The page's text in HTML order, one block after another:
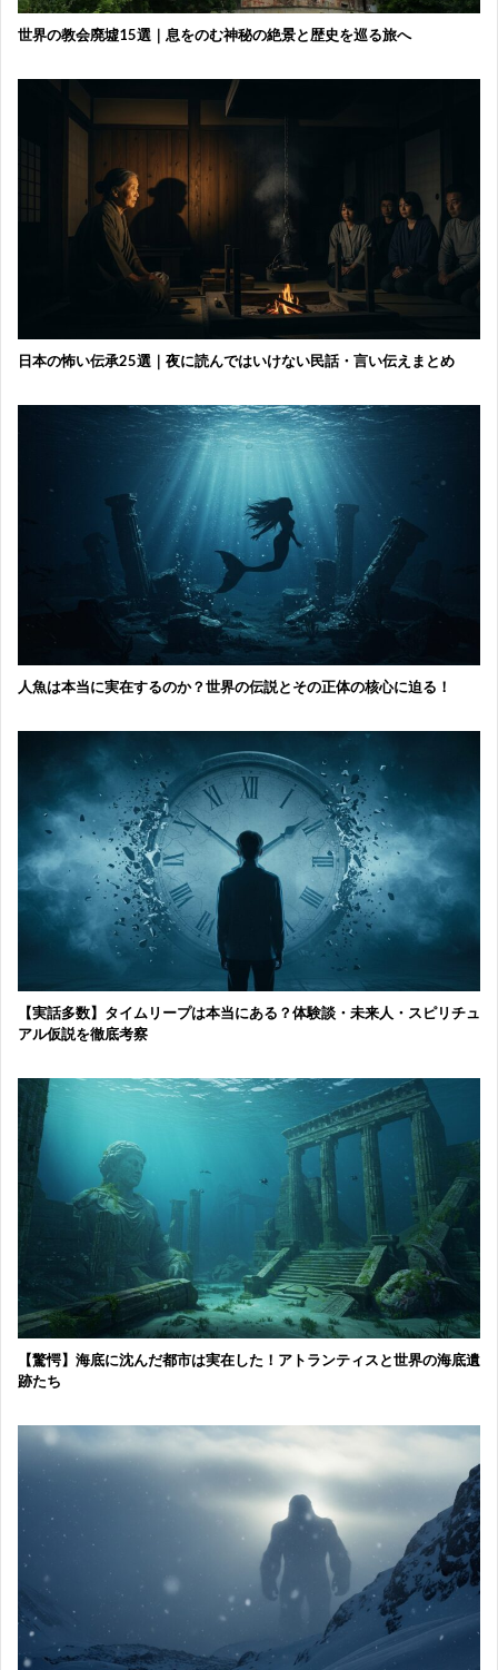
世界の教会廃墟15選｜息をのむ神秘の絶景と歴史を巡る旅へ
日本の怖い伝承25選｜夜に読んではいけない民話・言い伝えまとめ
人魚は本当に実在するのか？世界の伝説とその正体の核心に迫る！
【実話多数】タイムリープは本当にある？体験談・未来人・スピリチュ
アル仮説を徹底考察
【驚愕】海底に沈んだ都市は実在した！アトランティスと世界の海底遺
跡たち